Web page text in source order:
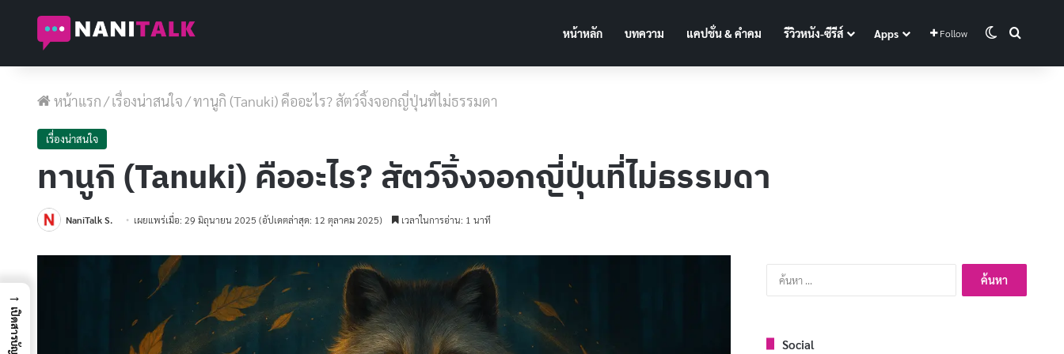
หน้าหลัก บทความ แคปชั่น & คำคม รีวิวหนัง-ซีรีส์ Apps Follow Switch skin
หน้าแรก/เรื่องน่าสนใจ/ทานูกิ (Tanuki) คืออะไร? สัตว์จิ้งจอกญี่ปุ่นที่ไม่ธรรมดา
เรื่องน่าสนใจ
ทานูกิ (Tanuki) คืออะไร? สัตว์จิ้งจอกญี่ปุ่นที่ไม่ธรรมดา
NaniTalk S. เผยแพร่เมื่อ: 29 มิถุนายน 2025 (อัปเดตล่าสุด: 12 ตุลาคม 2025) เวลาในการอ่าน: 1 นาที
ค้นหา
สำหรับ:
Social
→
เปิดสารบัญ